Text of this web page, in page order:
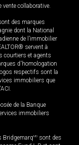
collaborative.
des marques
dont la National
de l’immobilier
servent à
courtiers et agents
d'homologation
respectifs sont la
immobiliers que
de la Banque
immobiliers
BridgemarqMD sont des